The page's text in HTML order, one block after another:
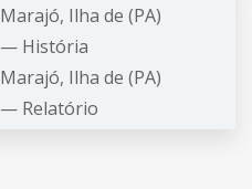
Marajó, Ilha de (PA)
— História
Marajó, Ilha de (PA)
— Relatório